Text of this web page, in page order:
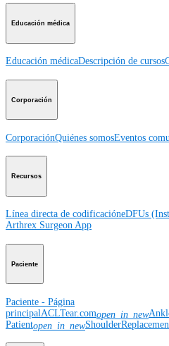
Educación médica
Educación médicaDescripción de cursos
Corporación
CorporaciónQuiénes somosEventos
Recursos
Línea directa de codificacióneDFUs
Arthrex Surgeon App
Paciente
Paciente - Página
principal ACLTear.comopen_in_new
Patientopen_in_new